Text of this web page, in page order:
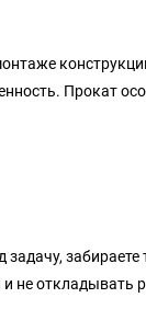
Прокат
забираете
не откладывать